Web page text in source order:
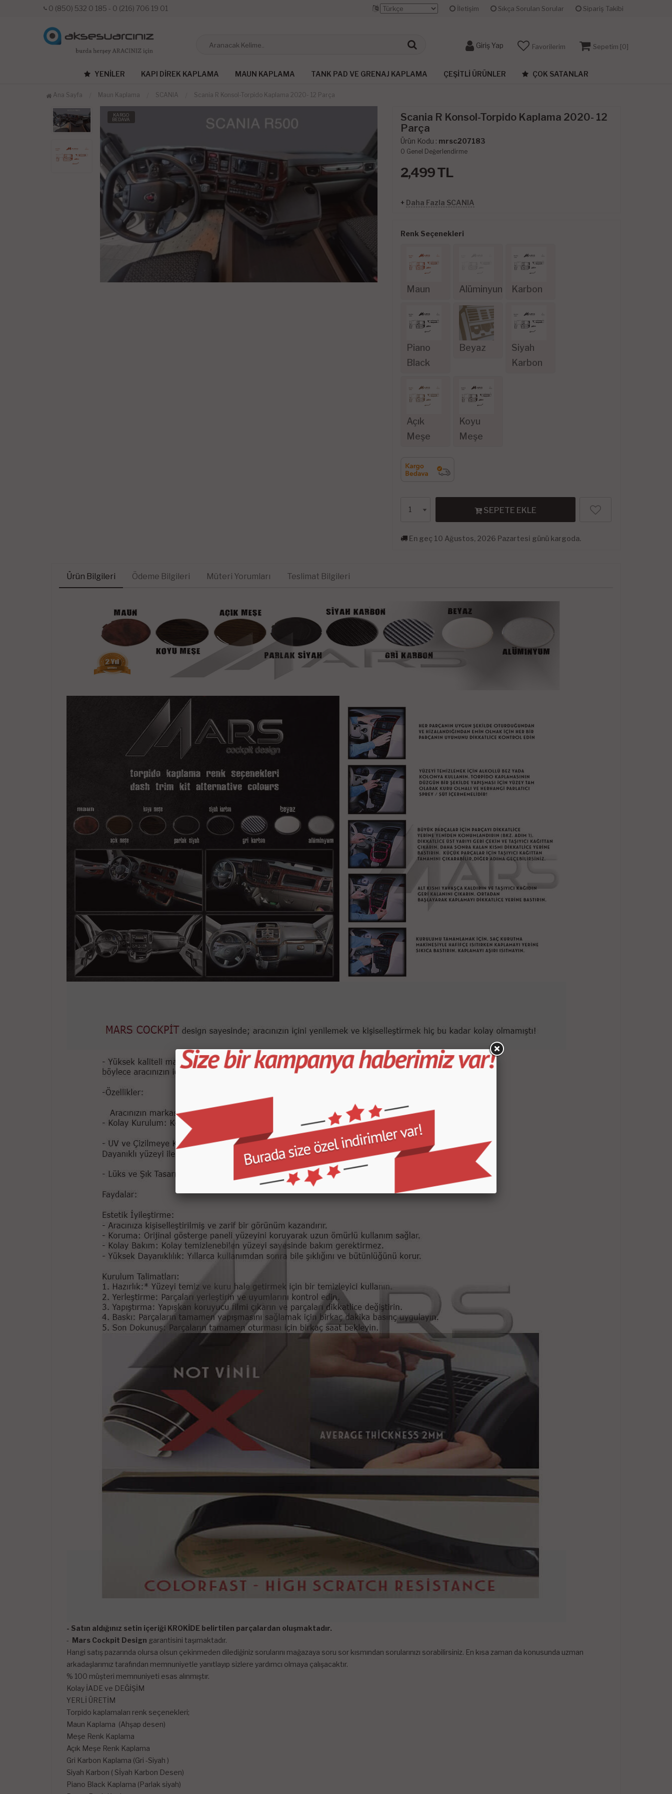
0 (850) 532 0 185 - 0 (216) 706 19 01 İletişim Sıkça Sorulan Sorular Sipariş Takibi
Giriş Yap Favorilerim Sepetim [0]
YENILER KAPI DIREK KAPLAMA MAUN KAPLAMA TANK PAD VE GRENAJ KAPLAMA ÇEŞITLI ÜRÜNLER ÇOK SATANLAR
Ana Sayfa Maun Kaplama SCANIA Scania R Konsol-Torpido Kaplama 2020- 12 Parça
KARGO
BEDAVA
Scania R Konsol-Torpido Kaplama 2020- 12
Parça
Ürün Kodu : mrsc207183
0 Genel Değerlendirme
2,499TL
+ Daha Fazla SCANIA
Renk Seçenekleri
Maun Alüminyum Karbon
Piano
Black
Beyaz
Siyah
Karbon
Açık
Meşe
Koyu
Meşe
SEPETE EKLE
En geç 10 Ağustos, 2026 Pazartesi günü kargoda.
Ürün Bilgileri Ödeme Bilgileri Müteri Yorumları Teslimat Bilgileri
- Satın aldığınız setin içeriği KROKİDE belirtilen parçalardan oluşmaktadır.
- Mars Cockpit Design garantisini taşımaktadır.
Hangi satış pazarında olursa olsun çekinmeden dilediğiniz sorularını mağazaya soru sor kısmından sorularınızı sorabilirsiniz. En kısa zaman da konusunda uzman
arkadaşlarımız tarafından memnuniyetle yanıtlayıp sizlere yardımcı olmaya çalışacaktır.
% 100 müşteri memnuniyeti esas alınmıştır.
Kolay İADE ve DEĞİŞİM
YERLİ ÜRETİM
Torpido kaplamaları renk seçenekleri;
Maun Kaplama (Ahşap desen)
Meşe Renk Kaplama
Açık Meşe Renk Kaplama
Gri Karbon Kaplama (Gri -Siyah )
Siyah Karbon ( Sİyah Karbon Desen)
Piano Black Kaplama (Parlak siyah)